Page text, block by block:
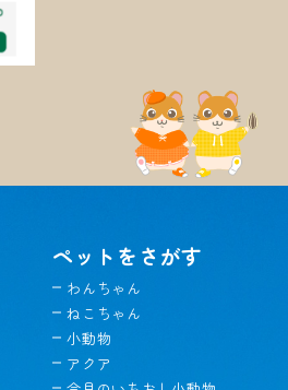
ペットをさがす
わんちゃん
ねこちゃん
小動物
アクア